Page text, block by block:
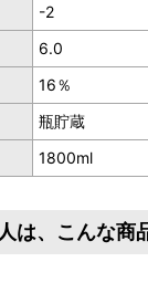
-2
6.0
16％
瓶貯蔵
1800ml
は、こんな商